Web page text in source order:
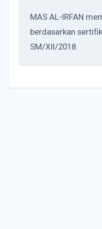
MAS AL-IRFAN
berdasarkan
SM/XII/2018.